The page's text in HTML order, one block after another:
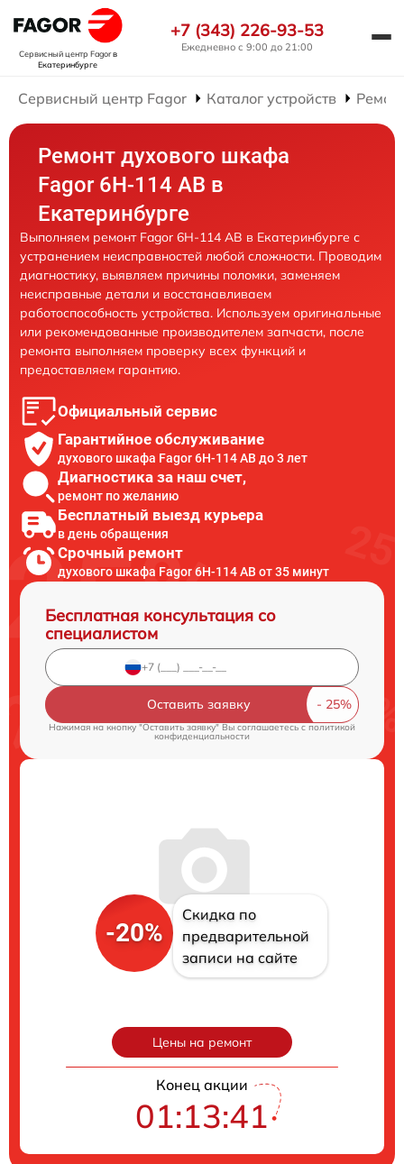
Сервисный центр Fagorв
Екатеринбурге
+7 (343) 226-93-53
Ежедневно с 9:00 до 21:00
Сервисный центр Fagor Каталог устройств
Ремонт духового шкафа
Fagor 6H-114 AB в
Екатеринбурге
Выполняем ремонт Fagor 6H-114 AB в Екатеринбурге с
устранением неисправностей любой сложности. Проводим
диагностику, выявляем причины поломки, заменяем
неисправные детали и восстанавливаем
работоспособность устройства. Используем оригинальные
или рекомендованные производителем запчасти, после
ремонта выполняем проверку всех функций и
предоставляем гарантию.
Официальный сервис
Гарантийное обслуживание
духового шкафа Fagor 6H-114 AB до 3 лет
Диагностика за наш счет,
ремонт по желанию
Бесплатный выезд курьера
в день обращения
Срочный ремонт
духового шкафа Fagor 6H-114 AB от 35 минут
Бесплатная консультация со
специалистом
Оставить заявку
Нажимая на кнопку "Оставить заявку" Вы соглашаетесь cполитикой
конфиденциальности
-20%
Скидка по
предварительной
записи на сайте
Цены на ремонт
Конец акции
01:13:41